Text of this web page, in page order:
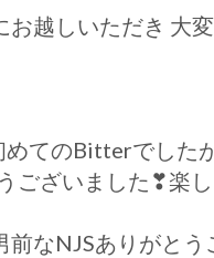
越しいただき 大
めてのBitterでした
ございました❣楽
なNJSありがと